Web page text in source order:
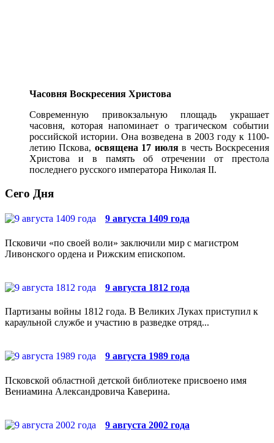
Часовня Воскресения Христова
Современную привокзальную площадь украшает
часовня, которая напоминает о трагическом событии
российской истории. Она возведена в 2003 году к 1100-
летию Пскова, освящена 17 июляв честь Воскресения
Христова и в память об отречении от престола
последнего русского императора Николая II.
Сего Дня
9 августа 1409 года
Псковичи «по своей воли» заключили мир с магистром
Ливонского ордена и Рижским епископом.
9 августа 1812 года
Партизаны войны 1812 года. В Великих Луках приступил к
караульной службе и участию в разведке отряд...
9 августа 1989 года
Псковской областной детской библиотеке присвоено имя
Вениамина Александровича Каверина.
9 августа 2002 года